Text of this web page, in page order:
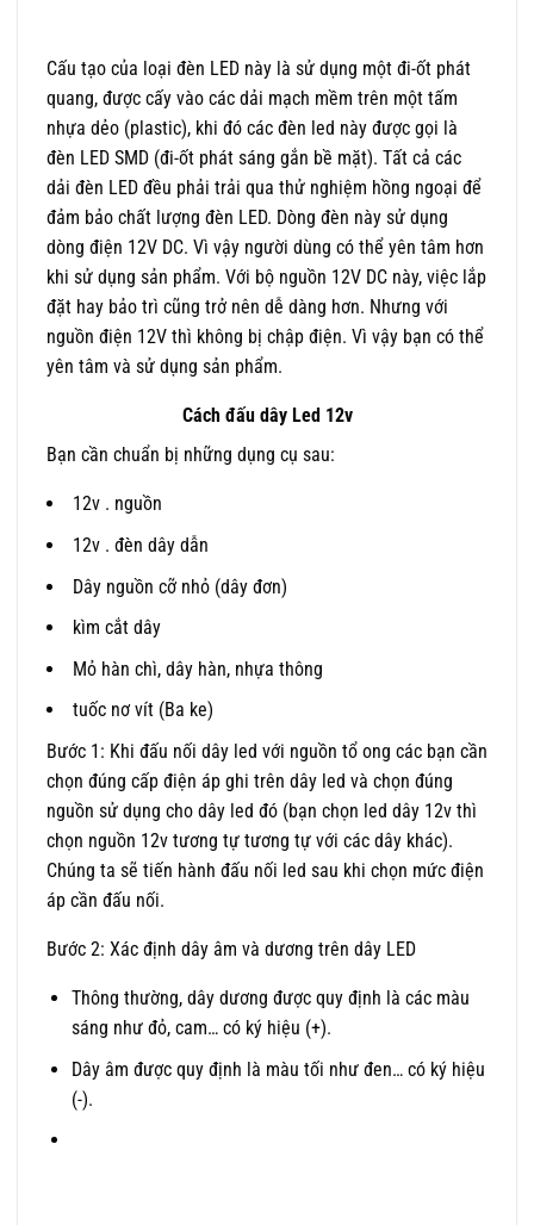
Cấu tạo của loại đèn LED này là sử dụng một đi-ốt phát
quang, được cấy vào các dải mạch mềm trên một tấm
nhựa dẻo (plastic), khi đó các đèn led này được gọi là
đèn LED SMD (đi-ốt phát sáng gắn bề mặt). Tất cả các
dải đèn LED đều phải trải qua thử nghiệm hồng ngoại để
đảm bảo chất lượng đèn LED. Dòng đèn này sử dụng
dòng điện 12V DC. Vì vậy người dùng có thể yên tâm hơn
khi sử dụng sản phẩm. Với bộ nguồn 12V DC này, việc lắp
đặt hay bảo trì cũng trở nên dễ dàng hơn. Nhưng với
nguồn điện 12V thì không bị chập điện. Vì vậy bạn có thể
yên tâm và sử dụng sản phẩm.
Cách đấu dây Led 12v
Bạn cần chuẩn bị những dụng cụ sau:
12v . nguồn
12v . đèn dây dẫn
Dây nguồn cỡ nhỏ (dây đơn)
kìm cắt dây
Mỏ hàn chì, dây hàn, nhựa thông
tuốc nơ vít (Ba ke)
Bước 1: Khi đấu nối dây led với nguồn tổ ong các bạn cần
chọn đúng cấp điện áp ghi trên dây led và chọn đúng
nguồn sử dụng cho dây led đó (bạn chọn led dây 12v thì
chọn nguồn 12v tương tự tương tự với các dây khác).
Chúng ta sẽ tiến hành đấu nối led sau khi chọn mức điện
áp cần đấu nối.
Bước 2: Xác định dây âm và dương trên dây LED
Thông thường, dây dương được quy định là các màu
sáng như đỏ, cam… có ký hiệu (+).
Dây âm được quy định là màu tối như đen… có ký hiệu
(-).